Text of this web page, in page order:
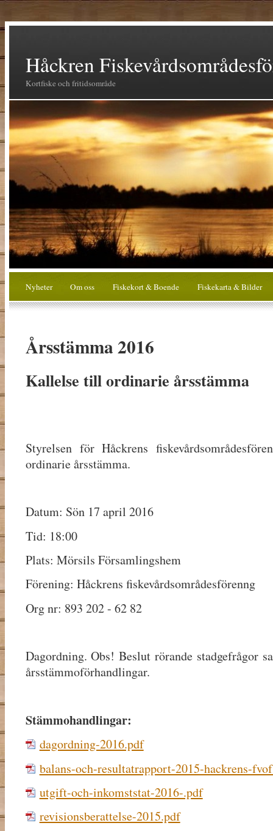
Håckren
Kortfiske och fritidsområde
Nyheter Om oss Fiskekort & Boende Fiskekarta & Bilder
Årsstämma 2016
Kallelse till ordinarie årsstämma
Styrelsen för Håckrens
ordinarie årsstämma.
Datum: Sön 17 april 2016
Tid: 18:00
Plats: Mörsils Församlingshem
Förening: Håckrens fiskevårdsområdesförenng
Org nr: 893 202 - 62 82
Dagordning. Obs! Beslut rörande stadgefrågor
årsstämmoförhandlingar.
Stämmohandlingar:
dagordning-2016.pdf
balans-och-resultatrapport-2015-hackrens-
utgift-och-inkomststat-2016-.pdf
revisionsberattelse-2015.pdf